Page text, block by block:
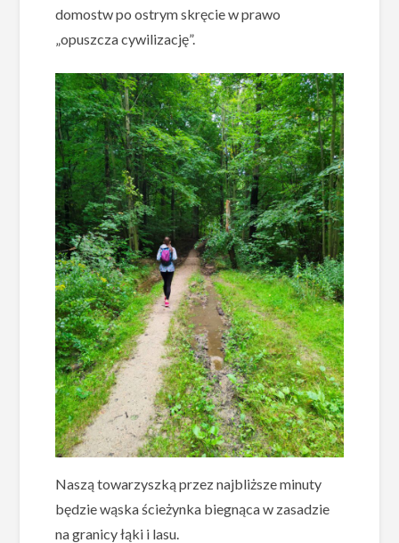
domostw po ostrym skręcie w prawo
„opuszcza cywilizację”.
Naszą towarzyszką przez najbliższe minuty
będzie wąska ścieżynka biegnąca w zasadzie
na granicy łąki i lasu.